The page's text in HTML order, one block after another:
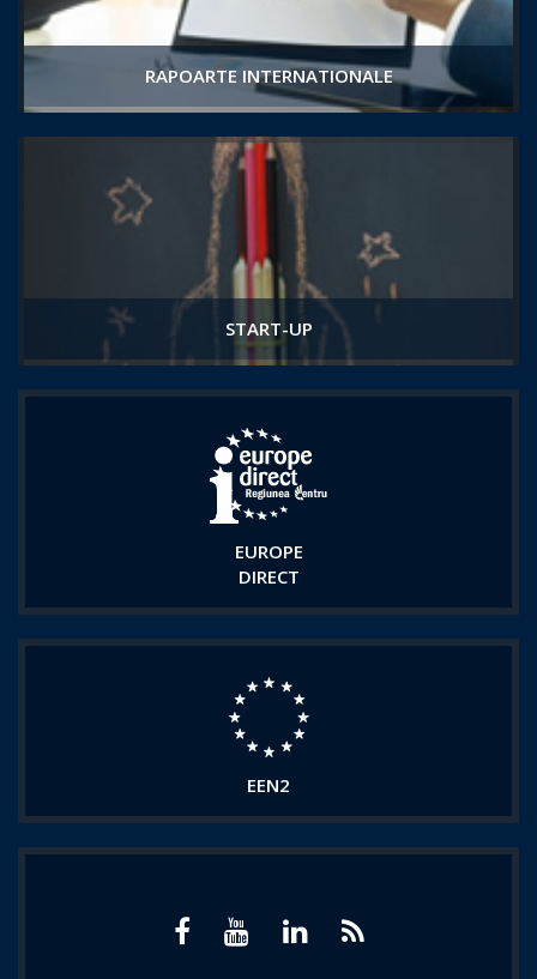
RAPOARTE INTERNATIONALE
START-UP
EUROPE
DIRECT
EEN2